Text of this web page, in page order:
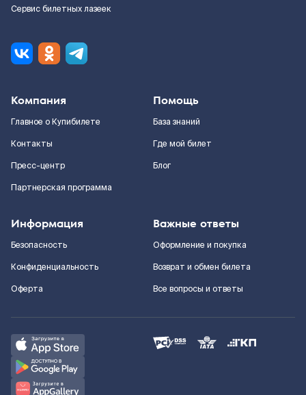
Сервис билетных лазеек
Компания
Главное о Купибилете
Контакты
Пресс-центр
Партнерская программа
Помощь
База знаний
Где мой билет
Блог
Информация
Безопасность
Конфиденциальность
Оферта
Важные ответы
Оформление и покупка
Возврат и обмен билета
Все вопросы и ответы